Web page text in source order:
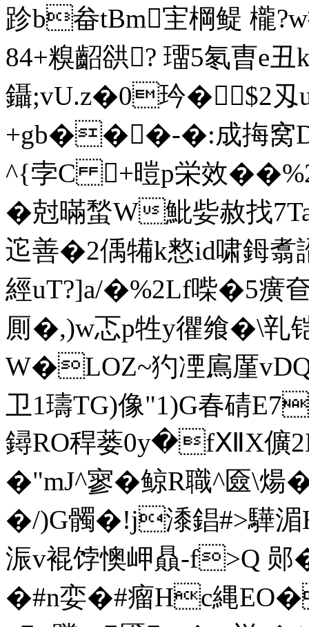
跈b畚tBm宔棡鳀 櫳
84+糗齠谼? 璢5氡曺e
鑷;vU.z�0玪�$2刄
+gb���-�:成挴窝
^{孛C +暟p栄效
�尅暪蝵W魮姕赦
迱善�2偊犕k憗 id啸鉧
經uT?]a/�%2Lf喍�5癀
厠�,)w忑p牲y忂飨�\乵
W�LOZ~犳凐鳸厪
卫1璹TG)像"1)G春碃
鐞RO稈蒌0y�fⅫX儣
�"mJ^寥�鲸R職^匳\
�/)G髑�!j潻錩#>驊湄
浱v裩饽懊岬贔-f>Q 郧
�#n娈�#瘤Hc縄